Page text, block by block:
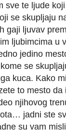
sve te ljude
se skupljaju
gaji ljuvav
ljubimcima u
jedino
se
kuca. Kako
to mesto da
njihovog
jadni ste
su vam